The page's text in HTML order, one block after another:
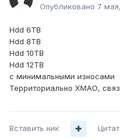
Опубликовано 7
Hdd 6TB
Hdd 8TB
Hdd 10TB
Hdd 12TB
с минимальными износами
Территориально ХМАО,
Вставить ник